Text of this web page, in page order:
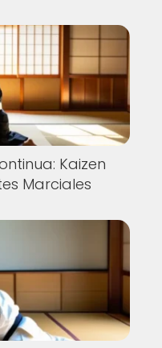
Kaizen
Marciales